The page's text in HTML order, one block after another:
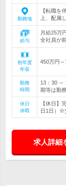
勤務地
【転職を
上、配属
給与
月給25万
全社員が
初年度
年収
450万円～
勤務
時間
13：30
期等は勤
休日
休暇
【休日】
日1日）※
求人詳細